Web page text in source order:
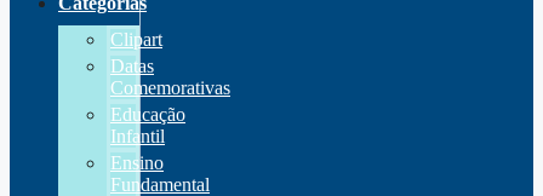
Clipart
Datas
Comemorativas
Educação
Infantil
Ensino
Fundamental